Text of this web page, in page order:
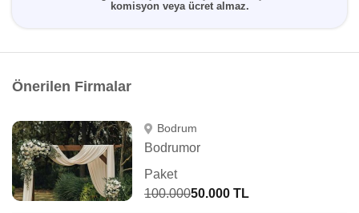
komisyon veya ücret almaz.
Önerilen Firmalar
Bodrum
Bodrumor
Paket
100.00050.000 TL